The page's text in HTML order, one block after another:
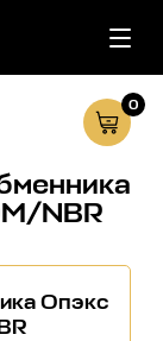
Сервисные
0
NBR
Опэкс